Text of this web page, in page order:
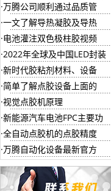
万腾公司顺利通过品质管
一文了解导热凝胶及导热
电池灌注双色极柱胶视频
2022年全球及中国LED封装
新时代胶粘剂材料、设备
简单了解点胶设备上面的
视觉点胶机原理
新能源汽车电池FPC主要功
全自动点胶机的点胶精度
万腾自动化设备最新官方